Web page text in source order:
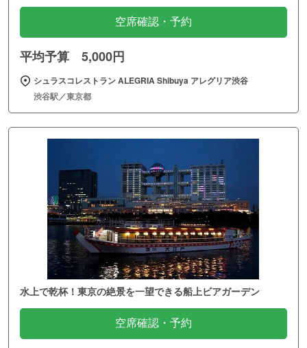
空席確認・予約
平均予算 5,000円
シュラスコレストラン ALEGRIA Shibuya アレグリア渋谷
渋谷駅／東京都
水上で乾杯！東京の絶景を一望できる船上ビアガーデン
空席確認・予約